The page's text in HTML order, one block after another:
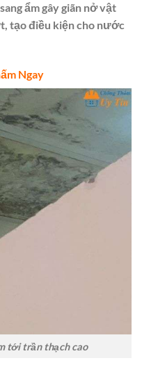
ẩm gây giãn nở vật
tạo điều kiện cho nước
Ngay
tới trần thạch cao